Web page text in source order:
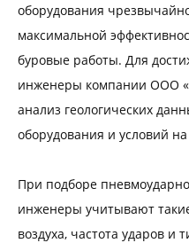
оборудования
максимальной
буровые работы. Для
инженеры компании ООО
анализ геологических
оборудования и условий
При подборе
инженеры учитывают
воздуха, частота ударов и